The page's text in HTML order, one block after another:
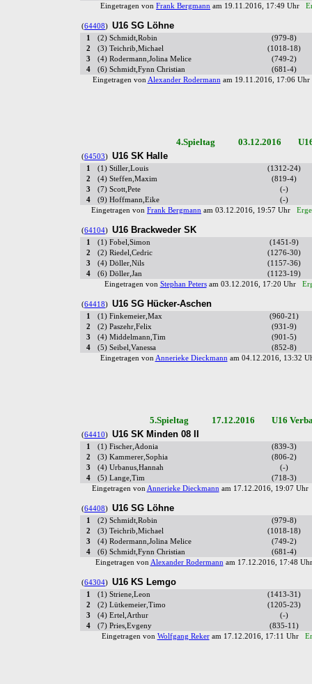
Eingetragen von Frank Bergmann am 19.11.2016, 17:49 Uhr
(64408) U16 SG Löhne
1 (2) Schmidt,Robin
(979-8)
2
(3) Teichrib,Michael
(1018-18)
3
(4) Rodermann,Jolina Melice
(749-2)
4
(6) Schmidt,Fynn Christian
(681-4)
Eingetragen von Alexander Rodermann am 19.11.2016, 17:06
4.Spieltag 03.12.2016 U16
(64503) U16 SK Halle
1 (1) Stiller,Louis
(1312-24)
2
(4) Steffen,Maxim
(819-4)
3
(7) Scott,Pete
(-)
4
(9) Hoffmann,Eike
(-)
Eingetragen von Frank Bergmann am 03.12.2016, 19:57 Uhr
(64104) U16 Brackweder SK
1 (1) Fobel,Simon
(1451-9)
2
(2) Riedel,Cedric
(1276-30)
3
(4) Döller,Nils
(1157-36)
4
(6) Döller,Jan
(1123-19)
Eingetragen von Stephan Petersam 03.12.2016, 17:20 Uhr
(64418) U16 SG Hücker-Aschen
1 (1) Finkemeier,Max
(960-21)
2
(2) Paszehr,Felix
(931-9)
3
(4) Middelmann,Tim
(901-5)
4
(5) Seibel,Vanessa
(852-8)
Eingetragen von Annerieke Dieckmann am 04.12.2016, 13:32
5.Spieltag 17.12.2016 U16
(64410) U16 SK Minden 08 II
1 (1) Fischer,Adonia
(839-3)
2
(3) Kammerer,Sophia
(806-2)
3
(4) Urbanus,Hannah
(-)
4
(5) Lange,Tim
(718-3)
Eingetragen von Annerieke Dieckmann am 17.12.2016, 19:07
(64408) U16 SG Löhne
1 (2) Schmidt,Robin
(979-8)
2
(3) Teichrib,Michael
(1018-18)
3
(4) Rodermann,Jolina Melice
(749-2)
4
(6) Schmidt,Fynn Christian
(681-4)
Eingetragen von Alexander Rodermann am 17.12.2016, 17:48
(64304) U16 KS Lemgo
1 (1) Striene,Leon
(1413-31)
2
(2) Lütkemeier,Timo
(1205-23)
3
(4) Ertel,Arthur
(-)
4
(7) Pries,Evgeny
(835-11)
Eingetragen von Wolfgang Rekeram 17.12.2016, 17:11 Uhr